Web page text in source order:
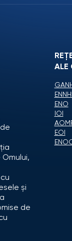
și
de
ALE
ENO
IOI
EOI